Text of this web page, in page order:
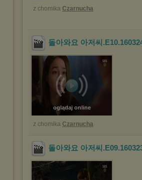
Wyrażenie sprzeciwu spowoduje, że
będzie dopasowana do Twoich preferencji,
wyświetlona przypadkowo.
Istnieje możliwość zmiany ustawień
sposób uniemożliwiający
urządzeniu końcowym. Można również
dokonując odpowiednich zmian w
http://chomikuj.pl/PolitykaPrywatnosci.aspx
z chomika Czarnucha
돌아와요 아저씨
oglądaj online
z chomika Czarnucha
돌아와요 아저씨